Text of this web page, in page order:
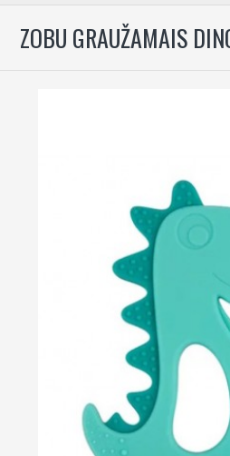
ZOBU GRAUŽAMAIS